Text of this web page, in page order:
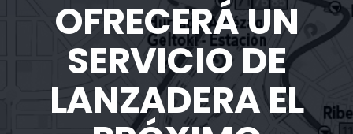
OFRECERÁ UN
SERVICIO DE
LANZADERA EL